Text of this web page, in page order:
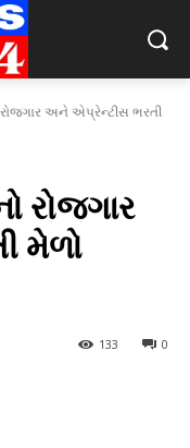
રોજગાર અને એપ્રેન્ટીસ ભરતી
રોજગાર
મેળો
0
133